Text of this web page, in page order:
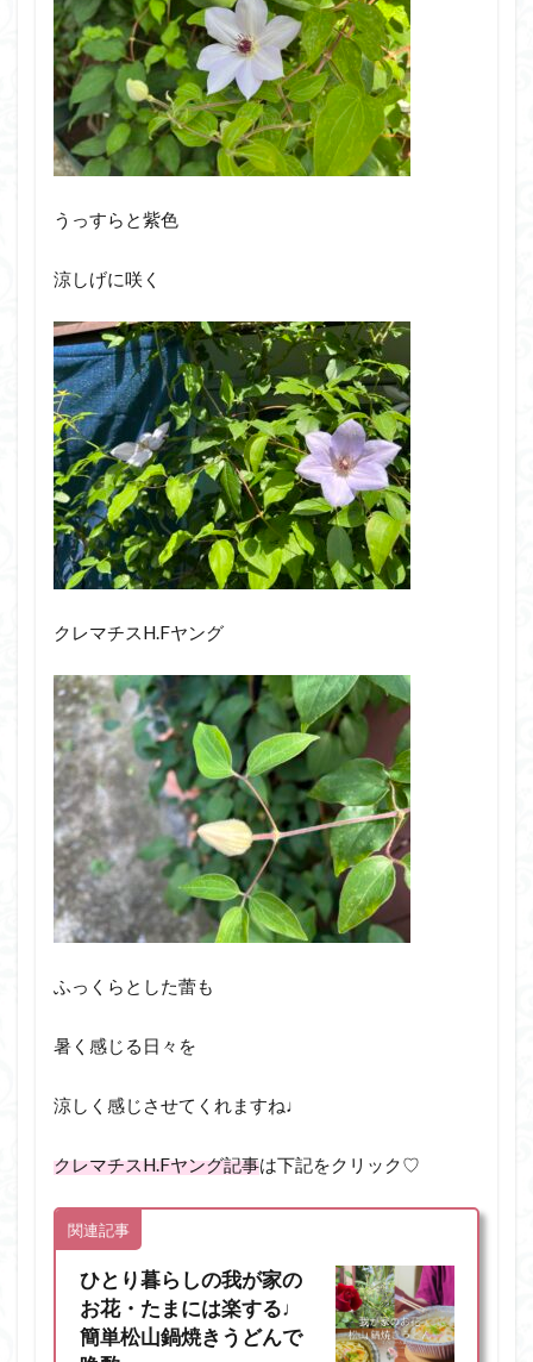
うっすらと紫色
涼しげに咲く
クレマチスH.Fヤング
ふっくらとした蕾も
暑く感じる日々を
涼しく感じさせてくれますね♩
クレマチスH.Fヤング記事は下記をクリック♡
関連記事
ひとり暮らしの我が家の
お花・たまには楽する♩
簡単松山鍋焼きうどんで